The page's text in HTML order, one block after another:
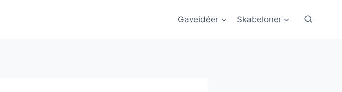
Gaveidéer Skabeloner